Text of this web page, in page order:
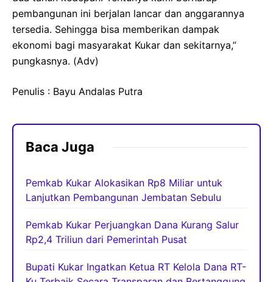
pembangunan ini berjalan lancar dan anggarannya
tersedia. Sehingga bisa memberikan dampak
ekonomi bagi masyarakat Kukar dan sekitarnya,”
pungkasnya. (Adv)
Penulis : Bayu Andalas Putra
Baca Juga
Pemkab Kukar Alokasikan Rp8 Miliar untuk
Lanjutkan Pembangunan Jembatan Sebulu
Pemkab Kukar Perjuangkan Dana Kurang Salur
Rp2,4 Triliun dari Pemerintah Pusat
Bupati Kukar Ingatkan Ketua RT Kelola Dana RT-